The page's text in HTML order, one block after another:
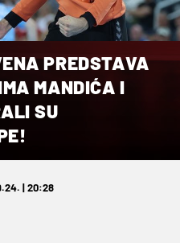
PREDSTAVA
MANDIĆA I
SU
| 20:28